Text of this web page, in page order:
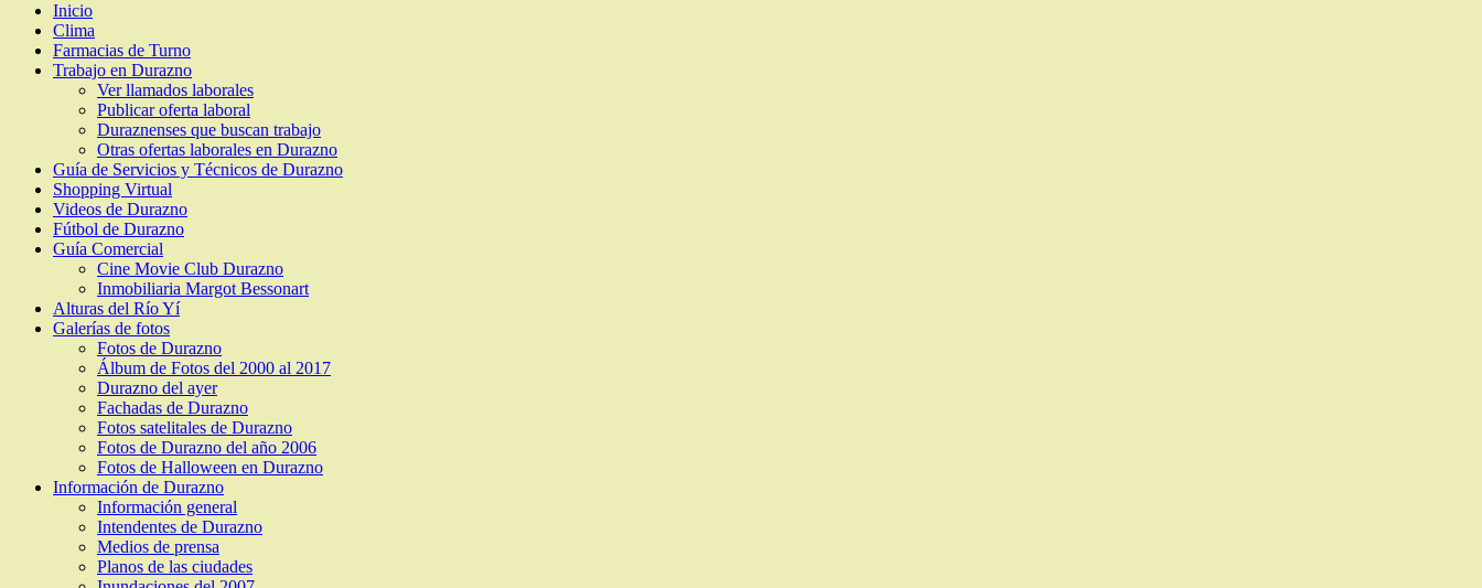
Inicio
Clima
Farmacias de Turno
Trabajo en Durazno
Ver llamados laborales
Publicar oferta laboral
Duraznenses que buscan trabajo
Otras ofertas laborales en Durazno
Guía de Servicios y Técnicos de Durazno
Shopping Virtual
Videos de Durazno
Fútbol de Durazno
Guía Comercial
Cine Movie Club Durazno
Inmobiliaria Margot Bessonart
Alturas del Río Yí
Galerías de fotos
Fotos de Durazno
Álbum de Fotos del 2000 al 2017
Durazno del ayer
Fachadas de Durazno
Fotos satelitales de Durazno
Fotos de Durazno del año 2006
Fotos de Halloween en Durazno
Información de Durazno
Información general
Intendentes de Durazno
Medios de prensa
Planos de las ciudades